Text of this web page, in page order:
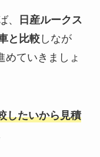
、
日産ルークス
と比較しなが
めていきましょ
したいから見積